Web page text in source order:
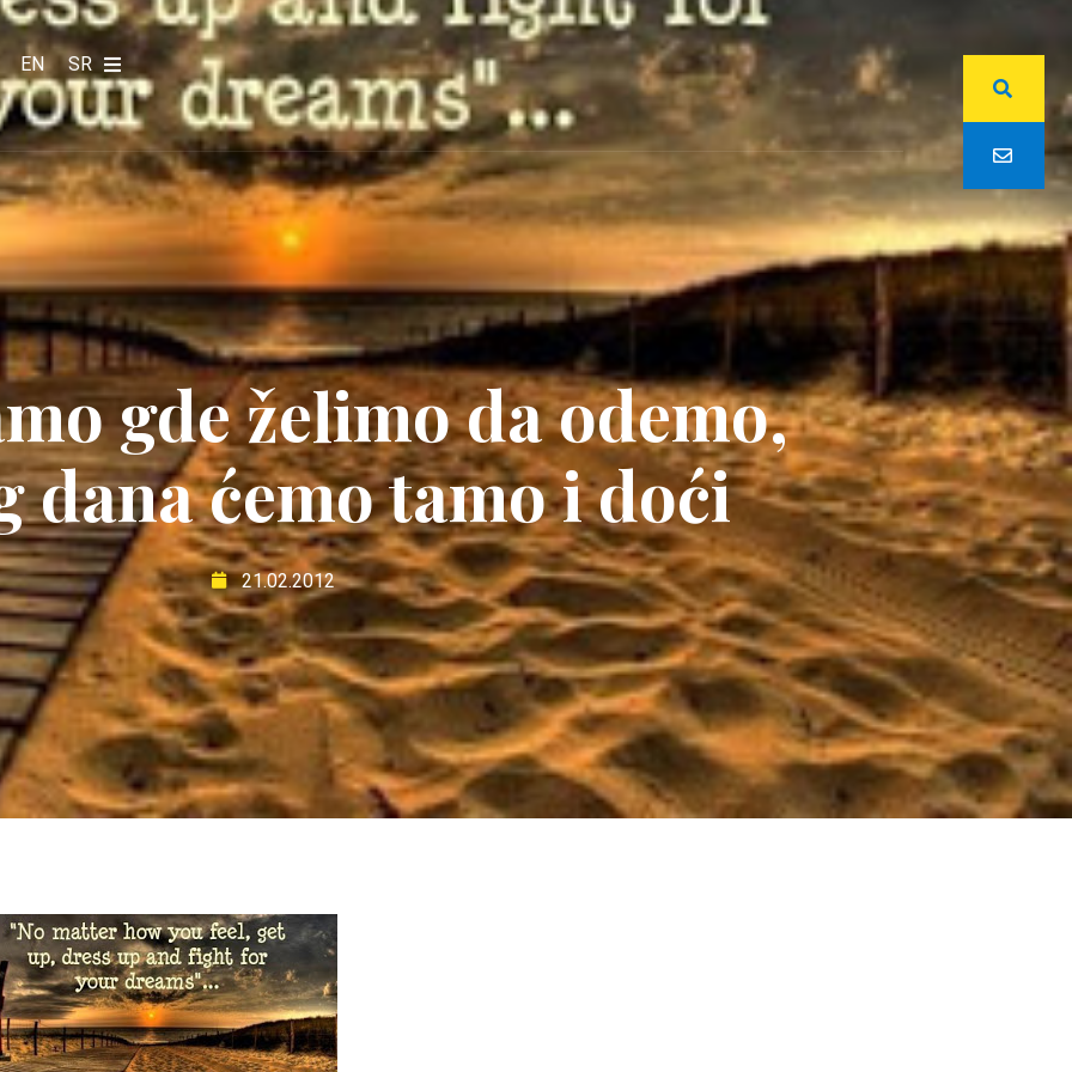
EN SR
gde želimo da odemo,
dana ćemo tamo i doći
21.02.2012